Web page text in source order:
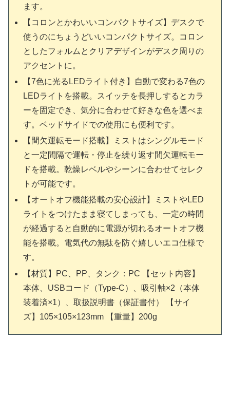
ます。
【コロンとかわいいコンパクトサイズ】デスクで
使うのにちょうどいいコンパクトサイズ。コロン
としたフォルムとクリアデザインがデスク周りの
アクセントに。
【7色に光るLEDライト付き】自動で変わる7色の
LEDライトを搭載。スイッチを長押しするとカラ
ーを固定でき、気分に合わせて好きな色を選べま
す。ベッドサイドでの使用にも便利です。
【間欠運転モード搭載】ミストはシングルモード
と一定間隔で運転・停止を繰り返す間欠運転モー
ドを搭載。乾燥レベルやシーンに合わせてセレク
トが可能です。
【オートオフ機能搭載の安心設計】ミストやLED
ライトをつけたまま寝てしまっても、一定の時間
が経過すると自動的に電源が切れるオートオフ機
能を搭載。電気代の無駄を防ぐ嬉しいエコ仕様で
す。
【材質】PC、PP、タンク：PC 【セット内容】
本体、USBコード（Type-C）、吸引軸×2（本体
装着済×1）、取扱説明書（保証書付） 【サイ
ズ】105×105×123mm 【重量】200g